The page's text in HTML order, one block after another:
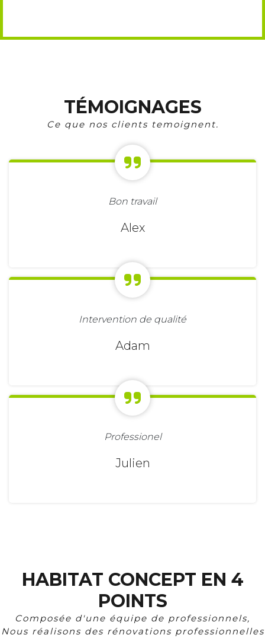
TÉMOIGNAGES
Ce que nos clients temoignent.
Bon travail
Alex
Intervention de qualité
Adam
Professionel
Julien
HABITAT CONCEPT EN 4
POINTS
Composée d'une équipe de professionnels,
Nous réalisons des rénovations professionnelles